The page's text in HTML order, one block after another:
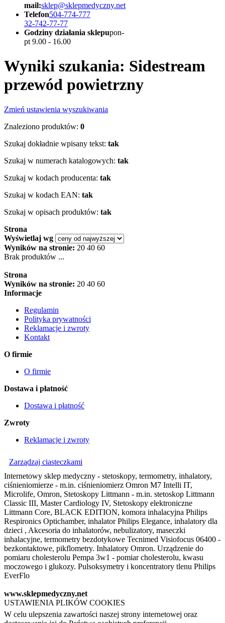
mail:sklep@sklepmedyczny.net
Telefon504-774-777
32-742-77-77
Godziny działania sklepupon-
pt 9.00 - 16.00
Wyniki szukania: Sidestream
przewód powietrzny
Zmień ustawienia wyszukiwania
Znaleziono produktów: 0
Szukaj dokładnie wpisany tekst: tak
Szukaj w numerach katalogowych: tak
Szukaj w kodach producenta: tak
Szukaj w kodach EAN: tak
Szukaj w opisach produktów: tak
Strona
Wyświetlaj wg
Wyników na stronie: 20 40 60
Brak produktów ...
Strona
Wyników na stronie: 20 40 60
Informacje
Regulamin
Polityka prywatności
Reklamacje i zwroty
Kontakt
O firmie
O firmie
Dostawa i płatność
Dostawa i płatność
Zwroty
Reklamacje i zwroty
Zarządzaj ciasteczkami
Internetowy sklep medyczny - stetoskopy, termometry, inhalatory,
ciśnieniomierze - m.in. ciśnieniomierz Omron M7 Intelli IT,
Microlife, Omron, Stetoskopy Littmann - m.in. stetoskop Littmann
Classic III, Master Cardiology IV, Stetoskopy elektroniczne
Littmann Core, BLACK EDITION, komora inhalacyjna Philips
Respironics Optichamber, inhalator Philips Elegance, inhalatory dla
dzieci , Akcesoria do inhalatorów, nebulizatory, maseczki
inhalacyjne, termometry bezdotykowe Tecnimed Visiofocus 06400 -
bezkontaktowe, pikflometry. Inhalatory Omron. Urządzenie do
pomiaru cholesterolu Pempa 3w1 - pomiar cholesterolu, kwasu
moczowego i glukozy. Pulsoksymetry i koncentratory tlenu Philips
EverFlo
www.sklepmedyczny.net
USTAWIENIA PLIKÓW COOKIES
W celu ulepszenia zawartości naszej strony internetowej oraz